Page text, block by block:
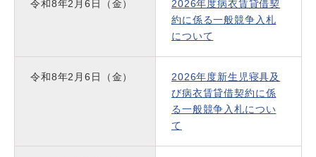
令和8年2月6日（金）
2026年度病衣賃貸借契
約に係る一般競争入札
について
令和8年2月6日（金）
2026年度新生児寝具及
び病衣賃貸借契約に係
る一般競争入札につい
て